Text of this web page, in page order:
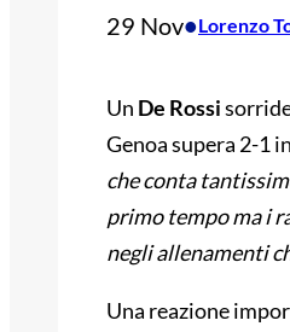
29 Nov•Lorenzo
Un De Rossi
Genoa supera 2-1
che conta
primo tempo ma i
negli allenamenti
Una reazione